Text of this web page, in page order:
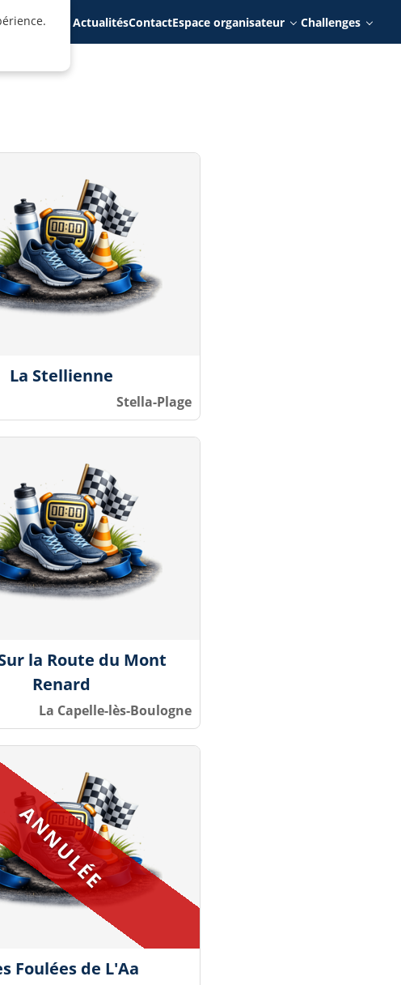
/ Inscrits ActualitésContactEspace organisateur Challenges
La Stellienne
Stella-Plage
la Route du Mont
Renard
La Capelle-lès-Boulogne
Foulées de L'Aa